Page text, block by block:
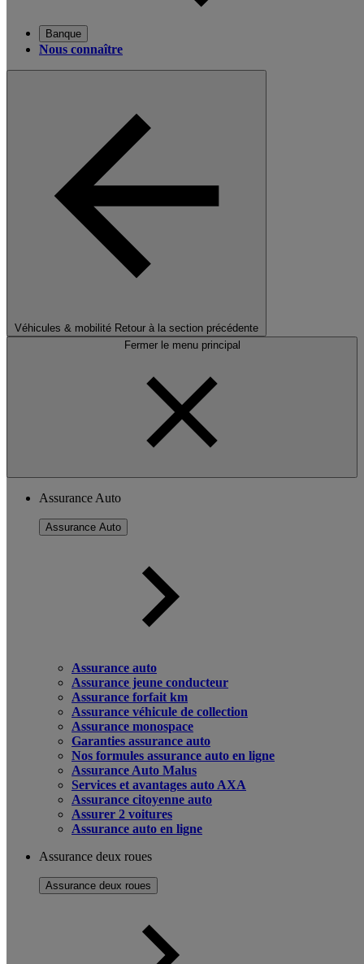
Banque
Nous connaître
Véhicules & mobilité Retour à la section précédente
Fermer le menu principal
Assurance Auto
Assurance Auto
Assurance auto
Assurance jeune conducteur
Assurance forfait km
Assurance véhicule de collection
Assurance monospace
Garanties assurance auto
Nos formules assurance auto en ligne
Assurance Auto Malus
Services et avantages auto AXA
Assurance citoyenne auto
Assurer 2 voitures
Assurance auto en ligne
Assurance deux roues
Assurance deux roues